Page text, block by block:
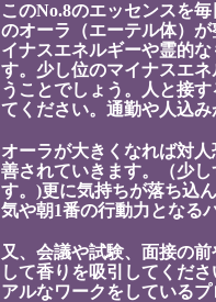
このNo.8のエッセンスを
のオーラ（エーテル体）
イナスエネルギーや霊的
す。少し位のマイナスエ
うことでしょう。人と接
てください。通勤や人込み
オーラが大きくなれば対
善されていきます。（少
す。)更に気持ちが落ち込
気や朝1番の行動力となる
又、会議や試験、面接の
して香りを吸引してくだ
アルなワークをしているプ